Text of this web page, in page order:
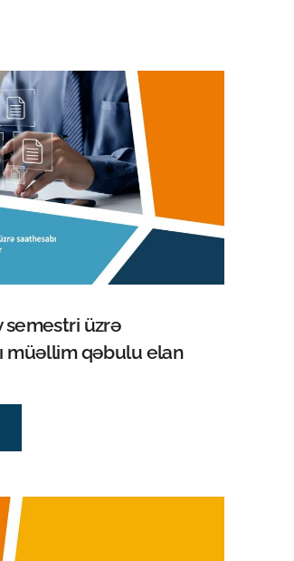
semestri üzrə
müəllim qəbulu elan